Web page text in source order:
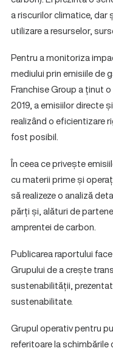
a riscurilor climatice, dar
utilizare a resurselor,
Pentru a monitoriza
mediului prin emisiile de
Franchise Group a ținut
2019, a emisiilor directe
realizând o eficientizare
fost posibil.
În ceea ce privește
cu materii prime și
să realizeze o analiză
părți și, alături de
amprentei de carbon.
Publicarea raportului
Grupului de a crește
sustenabilității,
sustenabilitate.
Grupul operativ pentru
referitoare la